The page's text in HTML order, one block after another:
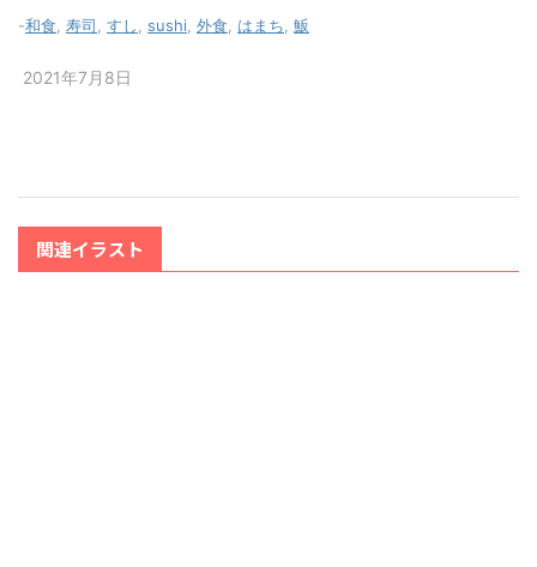
-和食 寿司 すし sushi 外食 はまち 魬
2021年7月8日
関連イラスト